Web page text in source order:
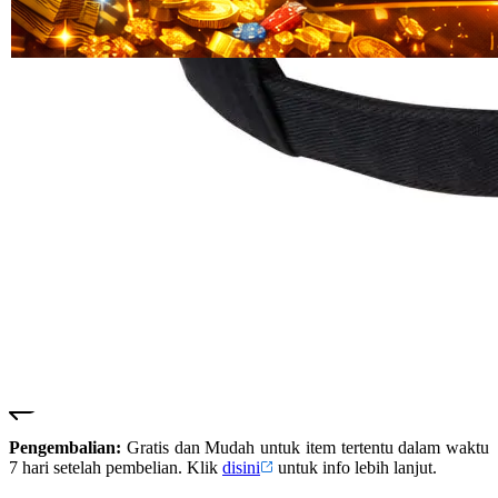
Read
13
Reviews.
HT OFFICIAL
SUSTER123
SUSTER 123
Pengembalian: Gratis dan Mudah untuk item tertentu dalam waktu
7 hari setelah pembelian. Klik disini untuk info lebih lanjut.